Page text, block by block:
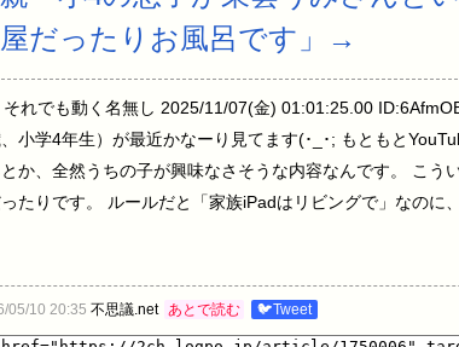
だったりお風呂です」→
それでも動く名無し 2025/11/07(金) 01:01:25.00
小学4年生）が最近かなーり見てます(･_･; もともと
か、全然うちの子が興味なさそうな内容なんです。 こ
たりです。 ルールだと「家族iPadはリビングで」なのに
05/10 20:35 不思議.net あとで読む 🐦Tweet